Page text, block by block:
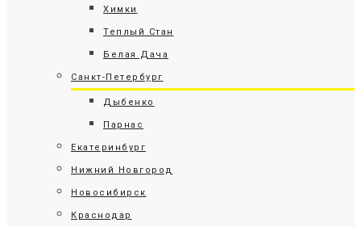
Химки
Теплый Стан
Белая Дача
Санкт-Петербург
Дыбенко
Парнас
Екатеринбург
Нижний Новгород
Новосибирск
Краснодар